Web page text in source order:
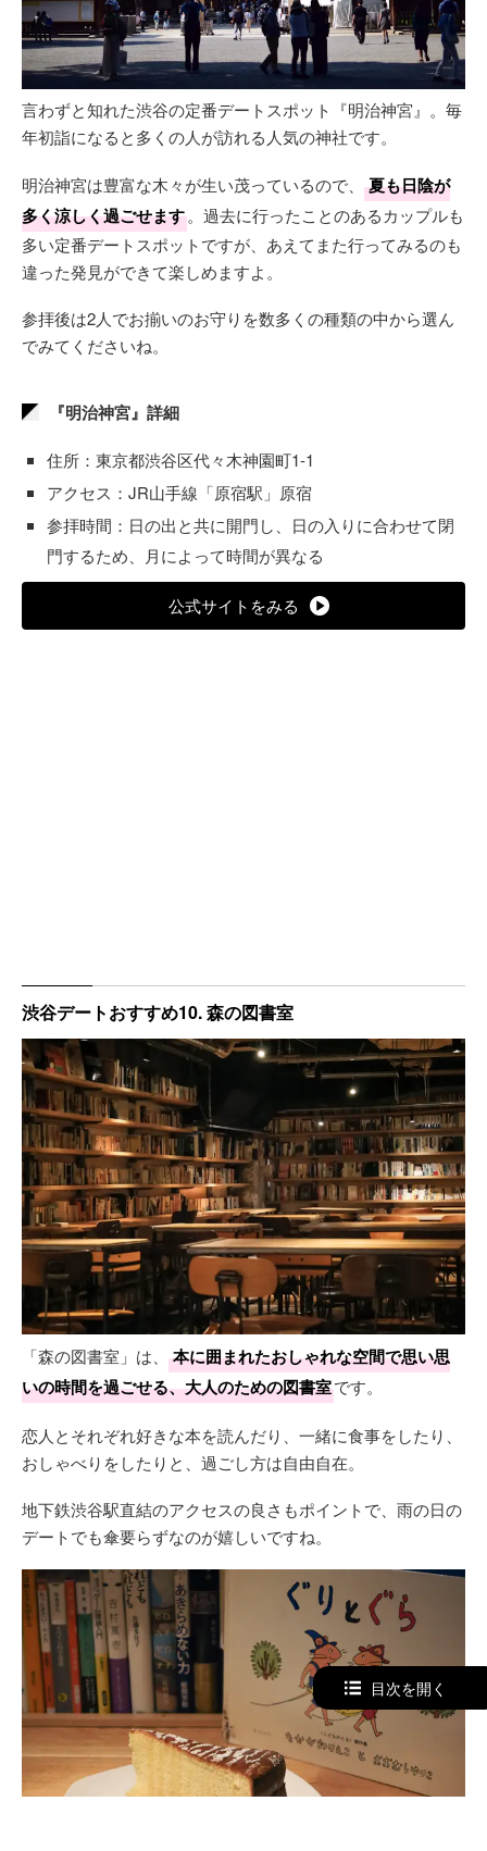
言わずと知れた渋谷の定番デートスポット『明治神宮』。毎
年初詣になると多くの人が訪れる人気の神社です。
明治神宮は豊富な木々が生い茂っているので、
夏も日陰が
多く涼しく過ごせます。過去に行ったことのあるカップルも
多い定番デートスポットですが、あえてまた行ってみるのも
違った発見ができて楽しめますよ。
参拝後は2人でお揃いのお守りを数多くの種類の中から選ん
でみてくださいね。
『明治神宮』詳細
住所：東京都渋谷区代々木神園町1-1
アクセス：JR山手線「原宿駅」原宿
参拝時間：日の出と共に開門し、日の入りに合わせて閉
門するため、月によって時間が異なる
公式サイトをみる
渋谷デートおすすめ10. 森の図書室
「森の図書室」は、
本に囲まれたおしゃれな空間で思い思
いの時間を過ごせる、大人のための図書室です。
恋人とそれぞれ好きな本を読んだり、一緒に食事をしたり、
おしゃべりをしたりと、過ごし方は自由自在。
地下鉄渋谷駅直結のアクセスの良さもポイントで、雨の日の
デートでも傘要らずなのが嬉しいですね。
目次を開く